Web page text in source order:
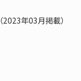
（2023年03月掲載）